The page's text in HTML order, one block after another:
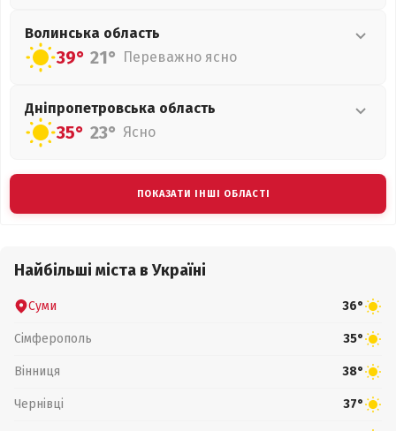
Волинська область
39° 21° Переважно ясно
Дніпропетровська область
35° 23° Ясно
ПОКАЗАТИ ІНШІ ОБЛАСТІ
Найбільші міста в Україні
Суми 36°
Сімферополь 35°
Вінниця 38°
Чернівці 37°